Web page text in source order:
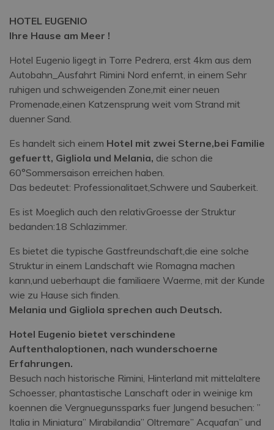
HOTEL EUGENIO
Ihre Hause am Meer !
Hotel Eugenio ligegt in Torre Pedrera, erst 4km aus dem
Autobahn_Ausfahrt Rimini Nord enfernt, in einem Sehr
ruhigen und schweigenden Zone,mit einer neuen
Promenade,einen Katzensprung weit vom Strand mit
duenner Sand.
Es handelt sich einem Hotel mit zwei Sterne,bei Familie
gefuertt, Gigliola und Melania, die schon die
60°Sommersaison erreichen haben.
Das bedeutet: Professionalitaet,Schwere und Sauberkeit.
Es ist Moeglich auch den relativGroesse der Struktur
bedanden:18 Schlazimmer.
Es bietet die typische Gastfreundschaft,die eine solche
Struktur in einem Landschaft wie Romagna machen
kann,und ueberhaupt die familiaere Waerme, mit der Kunde
wie zu Hause sich finden.
Melania und Gigliola sprechen auch Deutsch.
Hotel Eugenio bietet verschindene
Auftenthaloptionen, nach wunderschoerne
Erfahrungen.
Besuch nach historische Rimini, Hinterland mit mittelaltere
Schoesser, phantastische Lanschaft oder in weinige km
koennen die Vergnuegunssparks fuer Jungend besuchen: ”
Italia in Miniatura” Mirabilandia” Oltremare” Acquafan” und